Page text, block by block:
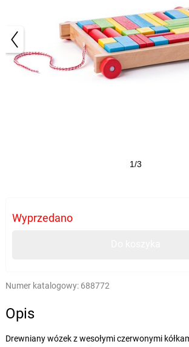
1/3
Wyprzedano
Numer katalogowy: 688772
Opis
Drewniany wózek z wesołymi czerwonymi